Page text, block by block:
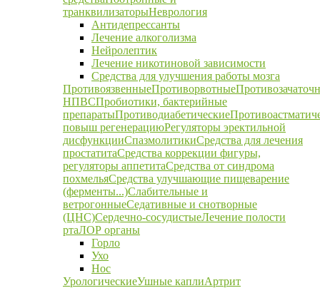
транквилизаторыНеврология
Антидепрессанты
Лечение алкоголизма
Нейролептик
Лечение никотиновой зависимости
Средства для улучшения работы мозга
ПротивоязвенныеПротиворвотные
НПВСПробиотики, бактерийные
препаратыПротиводиабетические
повыш регенерациюРегуляторы эректильной
дисфункцииСпазмолитикиСредства для лечения
простатитаСредства коррекции фигуры,
регуляторы аппетитаСредства от синдрома
похмельяСредства улучшающие пищеварение
(ферменты...)Слабительные и
ветрогонныеСедативные и снотворные
(ЦНС)Сердечно-сосудистыеЛечение полости
ртаЛОР органы
Горло
Ухо
Нос
УрологическиеУшные каплиАртрит